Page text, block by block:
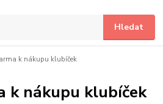
Hledat
k nákupu klubíček
k nákupu klubíček